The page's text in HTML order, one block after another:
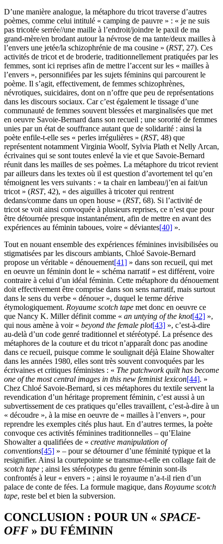
D’une manière analogue, la métaphore du tricot traverse d’autres
poèmes, comme celui intitulé « camping de pauvre » : « je ne suis
pas tricotée serrée//une maille à l’endroit/joindre le paxil de ma
grand-mère/en brodant autour la névrose de ma tante/deux mailles à
l’envers une jetée/la schizophrénie de ma cousine » (RST, 27). Ces
activités de tricot et de broderie, traditionnellement pratiquées par les
femmes, sont ici reprises afin de mettre l’accent sur les « mailles à
l’envers », personnifiées par les sujets féminins qui parcourent le
poème. Il s’agit, effectivement, de femmes schizophrènes,
névrotiques, suicidaires, dont on n’offre que peu de représentations
dans les discours sociaux. Car c’est également le tissage d’une
communauté de femmes souvent blessées et marginalisées que met
en oeuvre Savoie-Bernard dans son recueil ; une sororité de femmes
unies par un état de souffrance autant que de solidarité : ainsi la
poète enfile-t-elle ses « perles irrégulières » (RST, 48) que
représentent notamment Virginia Woolf, Sylvia Plath et Nelly Arcan,
écrivaines qui se sont toutes enlevé la vie et que Savoie-Bernard
réunit dans les mailles de ses poèmes. La métaphore du tricot revient
par ailleurs dans les textes où il est question d’avortement tel qu’en
témoignent les vers suivants : « ta chair en lambeau/j’en ai fait/un
tricot » (RST, 42), « des aiguilles à tricoter qui rentrent
dedans/comme dans un open house » (RST, 68). Si l’activité de
tricot se voit ainsi convoquée à plusieurs reprises, ce n’est que pour
être détournée presque instantanément, afin de mettre en avant des
expériences au féminin taboues, voire « déviantes[40] ».
Tout en nouant ensemble des expériences féminines invisibilisées ou
stigmatisées par les discours ambiants, Chloé Savoie-Bernard
propose un véritable « dénouement[41] » dans son recueil, qui met
en oeuvre un féminin dont le « schéma narratif » est différent, voire
contraire à celui d’un idéal féminin. Cette métaphore du dénouement
doit effectivement être comprise dans son sens narratif, mais surtout
dans le sens du verbe « dénouer », duquel le terme dérive
étymologiquement. Royaume scotch tape met donc en oeuvre ce
que Nancy K. Miller définit comme « an untying of the knot[42] »,
qui nous amène à voir « beyond the female plot[43] », c’est-à-dire
au-delà d’un code genré traditionnel et stéréotypé. La présence des
métaphores de la couture et du tricot n’apparaît donc pas anodine
dans ce recueil, puisque comme le soulignait déjà Elaine Showalter
dans les années 1980, elles sont très souvent convoquées par les
écrivaines et critiques féministes : « The patchwork quilt has become
one of the most central images in this new feminist lexicon[44]. »
Chez Chloé Savoie-Bernard, si ces métaphores du textile servent la
revendication d’un héritage proprement féminin, c’est aussi à un
subvertissement de ces pratiques qu’elles travaillent, c’est-à-dire à un
« découdre », à la mise en oeuvre de « mailles à l’envers », pour
reprendre les exemples cités plus haut. En d’autres termes, la poète
convoque ces activités féminines traditionnelles – qu’Elaine
Showalter a qualifiées de « creative manipulation of
conventions[45] » – pour se détourner d’une féminité typique et la
resignifier. Ainsi la courtepointe se transmue-t-elle en collage fait de
scotch tape ; ainsi les stéréotypes du genre féminin sont-ils
confrontés à leur « envers » ; ainsi le royaume n’a-t-il rien d’un
palace de conte de fées. La formule magique, dans Royaume scotch
tape, reste bel et bien la subversion.
CONCLUSION : POUR UN « SPACE-
OFF » DU FÉMININ